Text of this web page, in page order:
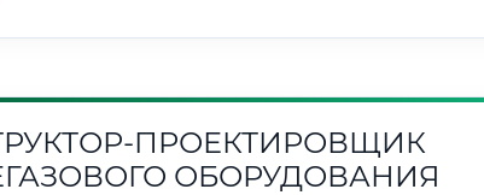
ПРОЕКТИРОВЩИК
ОБОРУДОВАНИЯ